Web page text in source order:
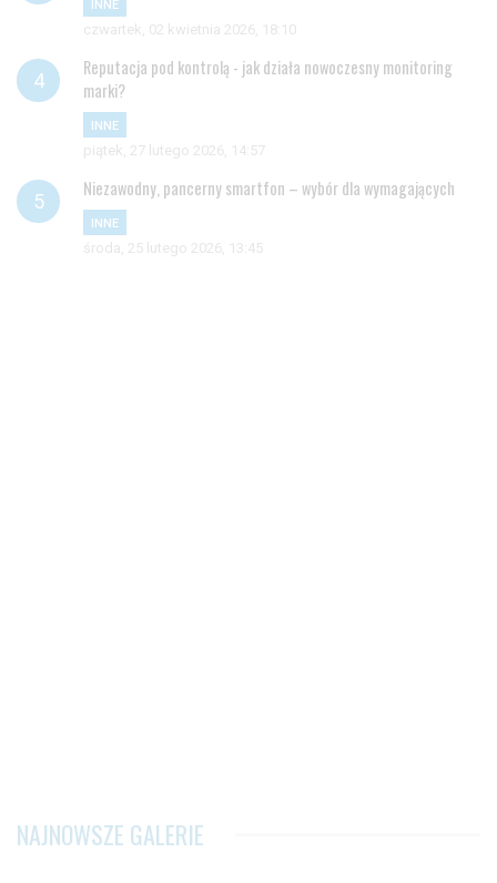
INNE
czwartek, 02 kwietnia 2026, 18:10
Reputacja pod kontrolą - jak działa nowoczesny monitoring
marki?
INNE
piątek, 27 lutego 2026, 14:57
Niezawodny, pancerny smartfon – wybór dla wymagających
INNE
środa, 25 lutego 2026, 13:45
NAJNOWSZE GALERIE